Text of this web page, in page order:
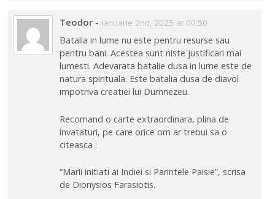
Teodor - ianuarie 2nd, 2025 at 00:50
Batalia in lume nu este pentru resurse sau
pentru bani. Acestea sunt niste justificari mai
lumesti. Adevarata batalie dusa in lume este de
natura spirituala. Este batalia dusa de diavol
impotriva creatiei lui Dumnezeu.
Recomand o carte extraordinara, plina de
invataturi, pe care orice om ar trebui sa o
citeasca :
“Marii initiati ai Indiei si Parintele Paisie”, scrisa
de Dionysios Farasiotis.